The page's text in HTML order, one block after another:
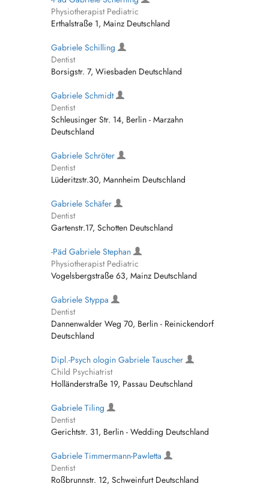
Physiotherapist Pediatric
Erthalstraße 1, Mainz Deutschland
Gabriele Schilling
Dentist
Borsigstr. 7, Wiesbaden Deutschland
Gabriele Schmidt
Dentist
Schleusinger Str. 14, Berlin - Marzahn
Deutschland
Gabriele Schröter
Dentist
Lüderitzstr.30, Mannheim Deutschland
Gabriele Schäfer
Dentist
Gartenstr.17, Schotten Deutschland
-Päd Gabriele Stephan
Physiotherapist Pediatric
Vogelsbergstraße 63, Mainz Deutschland
Gabriele Styppa
Dentist
Dannenwalder Weg 70, Berlin - Reinickendorf
Deutschland
Dipl.-Psych ologin Gabriele Tauscher
Child Psychiatrist
Holländerstraße 19, Passau Deutschland
Gabriele Tiling
Dentist
Gerichtstr. 31, Berlin - Wedding Deutschland
Gabriele Timmermann-Pawletta
Dentist
Roßbrunnstr. 12, Schweinfurt Deutschland